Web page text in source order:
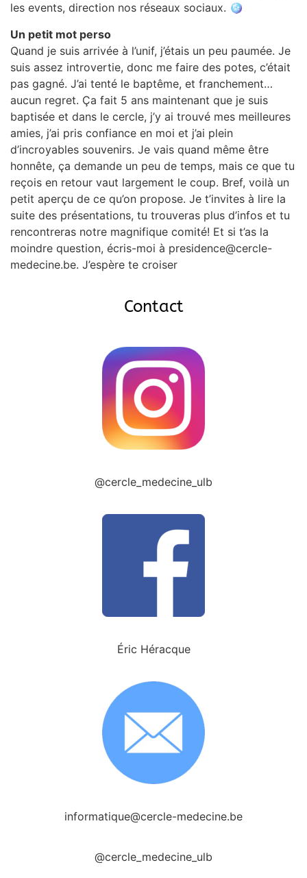
les events, direction nos réseaux sociaux. 🪩
Un petit mot perso
Quand je suis arrivée à l’unif, j’étais un peu paumée. Je
suis assez introvertie, donc me faire des potes, c’était
pas gagné. J’ai tenté le baptême, et franchement…
aucun regret. Ça fait 5 ans maintenant que je suis
baptisée et dans le cercle, j’y ai trouvé mes meilleures
amies, j’ai pris confiance en moi et j’ai plein
d’incroyables souvenirs. Je vais quand même être
honnête, ça demande un peu de temps, mais ce que tu
reçois en retour vaut largement le coup. Bref, voilà un
petit aperçu de ce qu’on propose. Je t’invites à lire la
suite des présentations, tu trouveras plus d’infos et tu
rencontreras notre magnifique comité! Et si t’as la
moindre question, écris-moi à presidence@cercle-
medecine.be. J’espère te croiser
Contact
@cercle_medecine_ulb
Éric Héracque
informatique@cercle-medecine.be
@cercle_medecine_ulb